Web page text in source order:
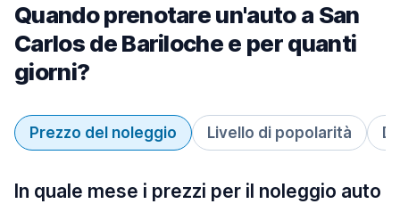
Quando prenotare un'auto a San
Carlos de Bariloche e per quanti
giorni?
Prezzo del noleggio Livello di popolarità
In quale mese i prezzi per il noleggio auto